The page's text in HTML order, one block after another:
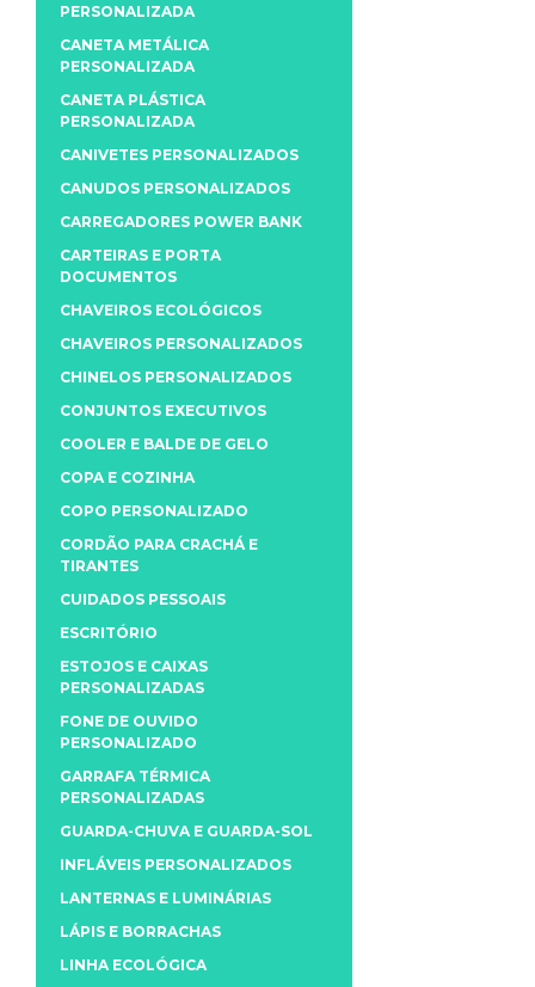
PERSONALIZADA
CANETA METÁLICA
PERSONALIZADA
CANETA PLÁSTICA
PERSONALIZADA
CANIVETES PERSONALIZADOS
CANUDOS PERSONALIZADOS
CARREGADORES POWER BANK
CARTEIRAS E PORTA
DOCUMENTOS
CHAVEIROS ECOLÓGICOS
CHAVEIROS PERSONALIZADOS
CHINELOS PERSONALIZADOS
CONJUNTOS EXECUTIVOS
COOLER E BALDE DE GELO
COPA E COZINHA
COPO PERSONALIZADO
CORDÃO PARA CRACHÁ E
TIRANTES
CUIDADOS PESSOAIS
ESCRITÓRIO
ESTOJOS E CAIXAS
PERSONALIZADAS
FONE DE OUVIDO
PERSONALIZADO
GARRAFA TÉRMICA
PERSONALIZADAS
GUARDA-CHUVA E GUARDA-SOL
INFLÁVEIS PERSONALIZADOS
LANTERNAS E LUMINÁRIAS
LÁPIS E BORRACHAS
LINHA ECOLÓGICA